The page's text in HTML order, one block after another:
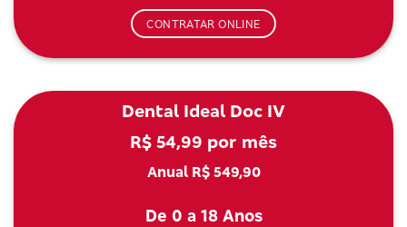
CONTRATAR ONLINE
Dental Ideal Doc IV
R$ 54,99 por mês
Anual R$ 549,90
De 0 a 18 Anos